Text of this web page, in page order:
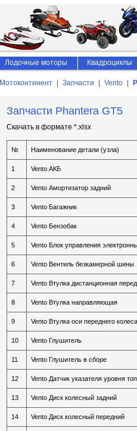
Мотоконтинент Запчасти Vento
Запчасти Phantera GT5
Скачать в формате *.xlsx
№ Наименование детали (узла)
1 Vento АКБ
2 Vento Амортизатор задний
3 Vento Багажник
4 Vento Бензобак
5 Vento Блок управления
6 Vento Вентиль безкамерной шины
7 Vento Втулка дистанционная
8 Vento Втулка направляющая
9 Vento Втулка оси переднего колеса
10 Vento Глушитель
11 Vento Глушитель в сборе
12 Vento Датчик указателя уровня
13 Vento Диск колесный задний
14 Vento Диск колесный передний
Лодочные моторы Квадроциклы